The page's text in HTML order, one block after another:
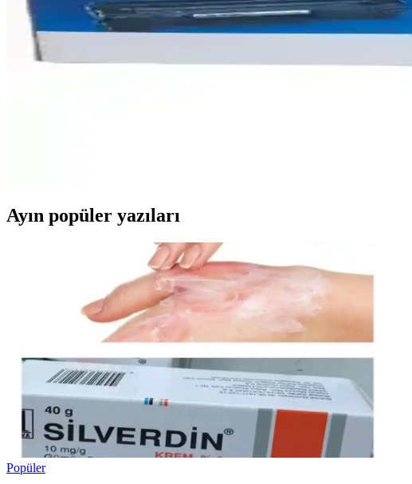
Inkwell Neverstop Laser MFP 1200W Siyah Muadil Toner
Inkwell'in Neverstop Laser MFP 1200W modeli, 2500 sayfa kapasiteli siyah
Ayın popüler yazıları
Popüler